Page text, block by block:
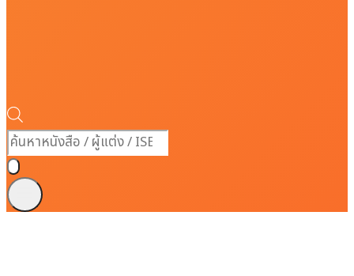
Products
search